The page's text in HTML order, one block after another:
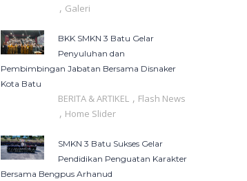
, Galeri
BKK SMKN 3 Batu Gelar
Penyuluhan dan
Pembimbingan Jabatan Bersama Disnaker
Kota Batu
BERITA & ARTIKEL , Flash News
, Home Slider
SMKN 3 Batu Sukses Gelar
Pendidikan Penguatan Karakter
Bersama Bengpus Arhanud